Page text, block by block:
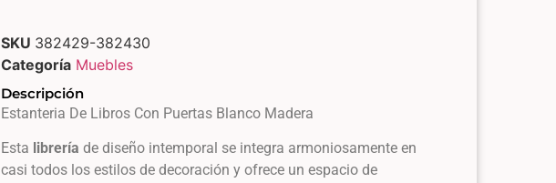
SKU 382429-382430
Categoría Muebles
Descripción
Estanteria De Libros Con Puertas Blanco Madera
Esta libreríade diseño intemporal se integra armoniosamente en
casi todos los estilos de decoración y ofrece un espacio de